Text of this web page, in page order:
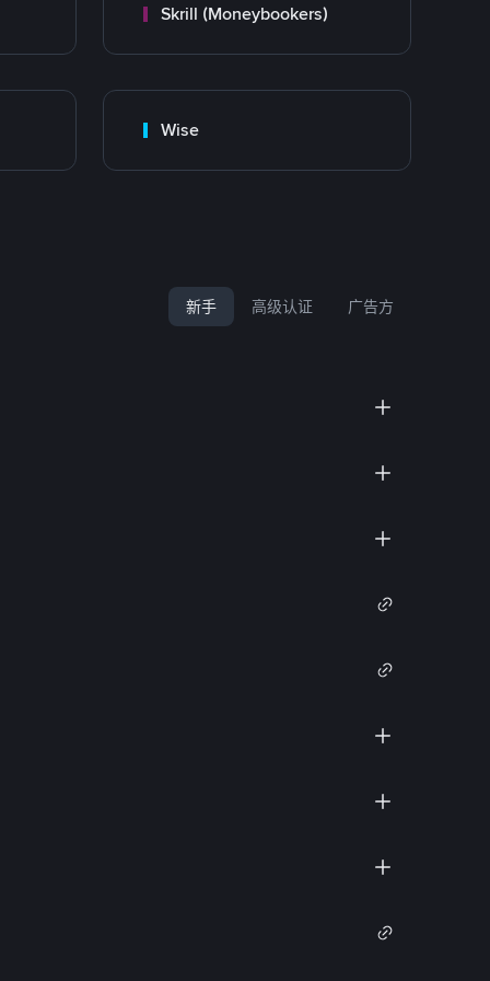
Skrill (Moneybookers)
Wise
新手 高级认证 广告方